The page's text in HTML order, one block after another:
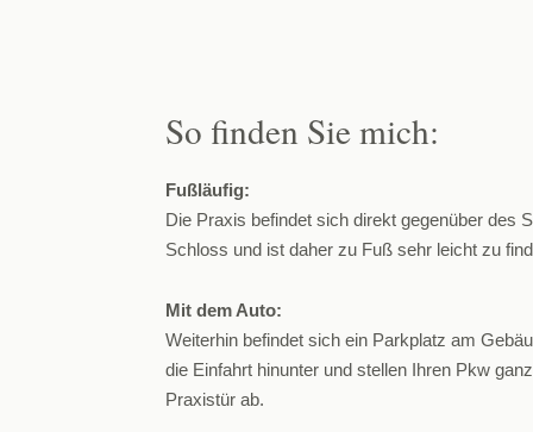
So finden Sie mich:
Fußläufig:
Die Praxis befindet sich direkt gegenüber des
Schloss und ist daher zu Fuß sehr leicht zu
Mit dem Auto:
Weiterhin befindet sich ein Parkplatz am
die Einfahrt hinunter und stellen Ihren Pkw
Praxistür ab.